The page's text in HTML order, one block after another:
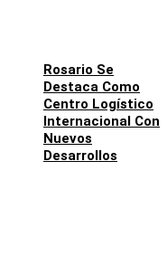
Rosario Se
Destaca Como
Centro Logístico
Internacional Con
Nuevos
Desarrollos